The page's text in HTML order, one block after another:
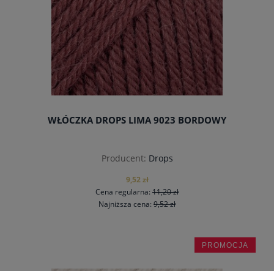
WŁÓCZKA DROPS LIMA 9023 BORDOWY
Producent: Drops
9,52 zł
Cena regularna: 11,20 zł
Najniższa cena: 9,52 zł
PROMOCJA